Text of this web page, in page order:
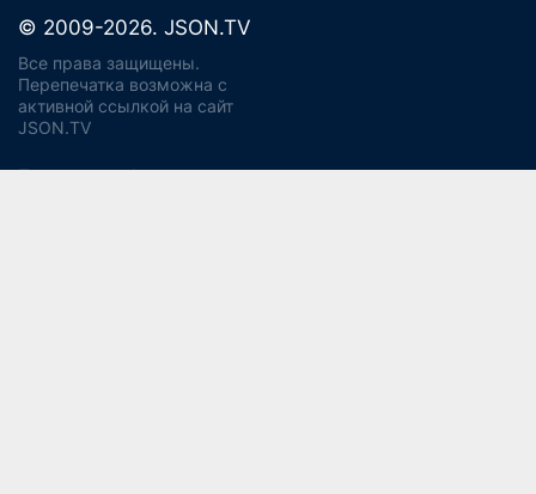
© 2009-2026. JSON.TV
Все права защищены.
Перепечатка возможна с
активной ссылкой на сайт
JSON.TV
Политика конфиденциальности